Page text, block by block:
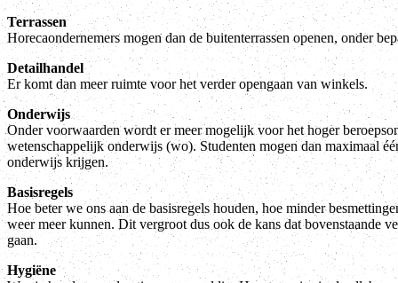
Terrassen
Horecaondernemers mogen dan de buitenterrassen openen, onder
Detailhandel
Er komt dan meer ruimte voor het verder opengaan van winkels.
Onderwijs
Onder voorwaarden wordt er meer mogelijk voor het hoger
wetenschappelijk onderwijs (wo). Studenten mogen dan maximaal
onderwijs krijgen.
Basisregels
Hoe beter we ons aan de basisregels houden, hoe minder
weer meer kunnen. Dit vergroot dus ook de kans dat bovenstaande
gaan.
Hygiëne